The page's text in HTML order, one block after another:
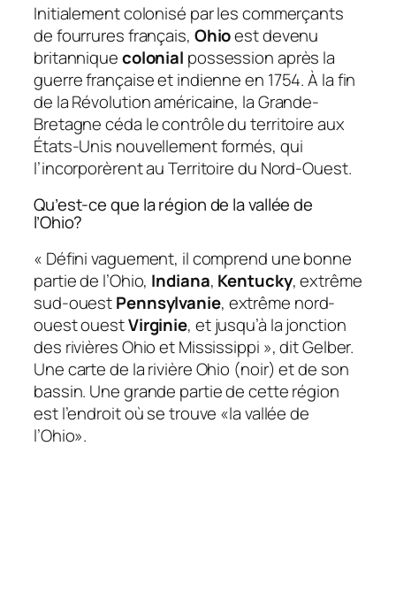
Initialement colonisé par les commerçants
de fourrures français, Ohioest devenu
britanniquecolonial possession après la
guerre française et indienne en 1754. À la fin
de la Révolution américaine, la Grande-
Bretagne céda le contrôle du territoire aux
États-Unis nouvellement formés, qui
l’incorporèrent au Territoire du Nord-Ouest.
Qu’est-ce que la région de la vallée de
l’Ohio?
« Défini vaguement, il comprend une bonne
partie de l’Ohio, Indiana, Kentucky, extrême
sud-ouestPennsylvanie, extrême nord-
ouest ouestVirginie, et jusqu’à la jonction
des rivières Ohio et Mississippi », dit Gelber.
Une carte de la rivière Ohio (noir) et de son
bassin. Une grande partie de cette région
est l’endroit où se trouve «la vallée de
l’Ohio».